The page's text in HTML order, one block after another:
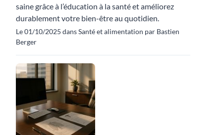
saine grâce à l’éducation à la santé et améliorez
durablement votre bien-être au quotidien.
Le 01/10/2025 dans Santé et alimentation par Bastien
Berger